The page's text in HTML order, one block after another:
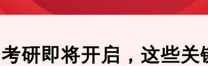
研即将开启，这些关